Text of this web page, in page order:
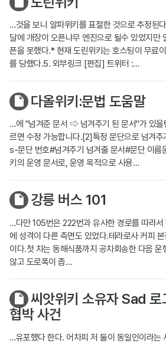
…것을 보니 알파위키를 표절한 것으로 추정된
달에 개장이 오픈나무 엔진으로 될수 있었지만
픈을 못했다.* 현재 도린위키는 호스팅이 무료
를 당했다.5. 외부링크 [편집] 트위터 :…
다올위키:문법 도움말
…에 "넘겨준 문서 ⇨ 넘겨주기 된 문서"가 있을
르면 수정 가능합니다.[2]특정 문단으로 넘겨
s-문단 번호#넘겨주기 넘겨줄 문서#문단 이름
키의 운영 문서로, 운영 목적으로 사용…
강릉 버스 101
…다만 105번은 222번과 유사한 경로를 따라서
에 성격이 다른 측면도 있었다.테라로사 커피
이다.첫 차는 동해식품까지 공차회송한 다음 운
않고 도로폭이 좁…
씨앗위키 소유자 Sad 로
협박 사건
…유포했다 한다. 어차피 저 둘이 동일인이라는